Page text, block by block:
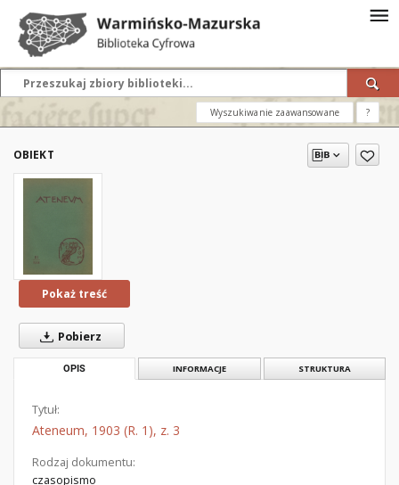
Wyszukiwanie zaawansowane ?
OBIEKT
Pokaż treść
Pobierz
OPIS INFORMACJE STRUKTURA
Tytuł:
Ateneum, 1903 (R. 1), z. 3
Rodzaj dokumentu:
czasopismo